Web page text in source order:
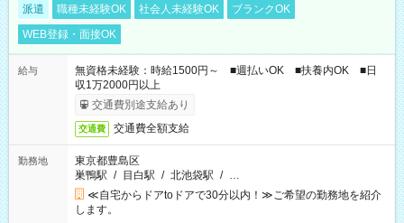
派遣 職種未経験OK 社会人未経験OK
ブランクOK
WEB登録・面接OK
給与
無資格未経験：時給1500円～ ■週払いOK ■扶養内OK ■日
収1万2000円以上
交通費別途支給あり
交通費 交通費全額支給
勤務地
東京都豊島区
巣鴨駅 / 目白駅 / 北池袋駅 / …
≪自宅からドアtoドアで30分以内！≫ご希望の勤務地を紹介
します。